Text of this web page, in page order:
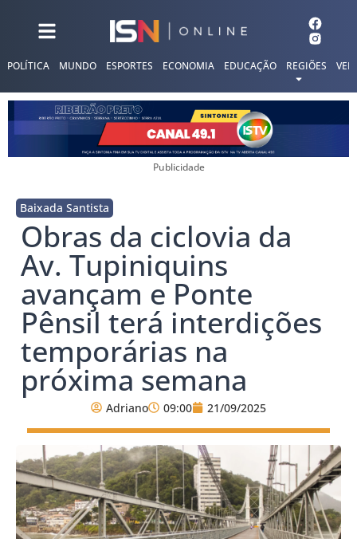
POLÍTICA MUNDO ESPORTES ECONOMIA EDUCAÇÃO REGIÕES
Publicidade
Baixada Santista
Obras da ciclovia da
Av. Tupiniquins
avançam e Ponte
Pênsil terá interdições
temporárias na
próxima semana
Adriano 09:00 21/09/2025